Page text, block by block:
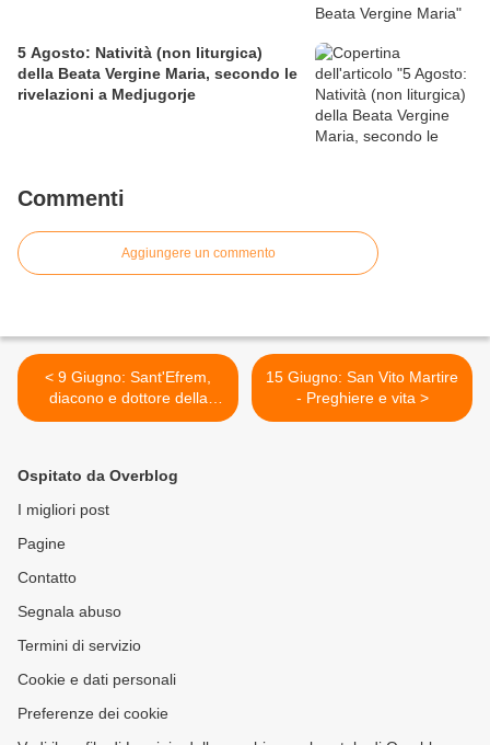
5 Agosto: Natività (non liturgica)
della Beata Vergine Maria, secondo le
rivelazioni a Medjugorje
Commenti
Aggiungere un commento
< 9 Giugno: Sant'Efrem,
diacono e dottore della
Chiesa - Preghiere e vita
15 Giugno: San Vito Martire
- Preghiere e vita >
Ospitato da Overblog
I migliori post
Pagine
Contatto
Segnala abuso
Termini di servizio
Cookie e dati personali
Preferenze dei cookie